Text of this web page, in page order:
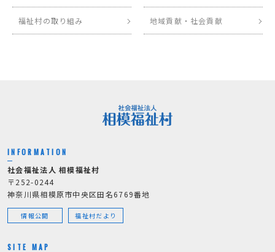
福祉村の取り組み 地域貢献・社会貢献
INFORMATION
社会福祉法人 相模福祉村
〒252-0244
神奈川県相模原市中央区田名6769番地
情報公開 福祉村だより
SITE MAP